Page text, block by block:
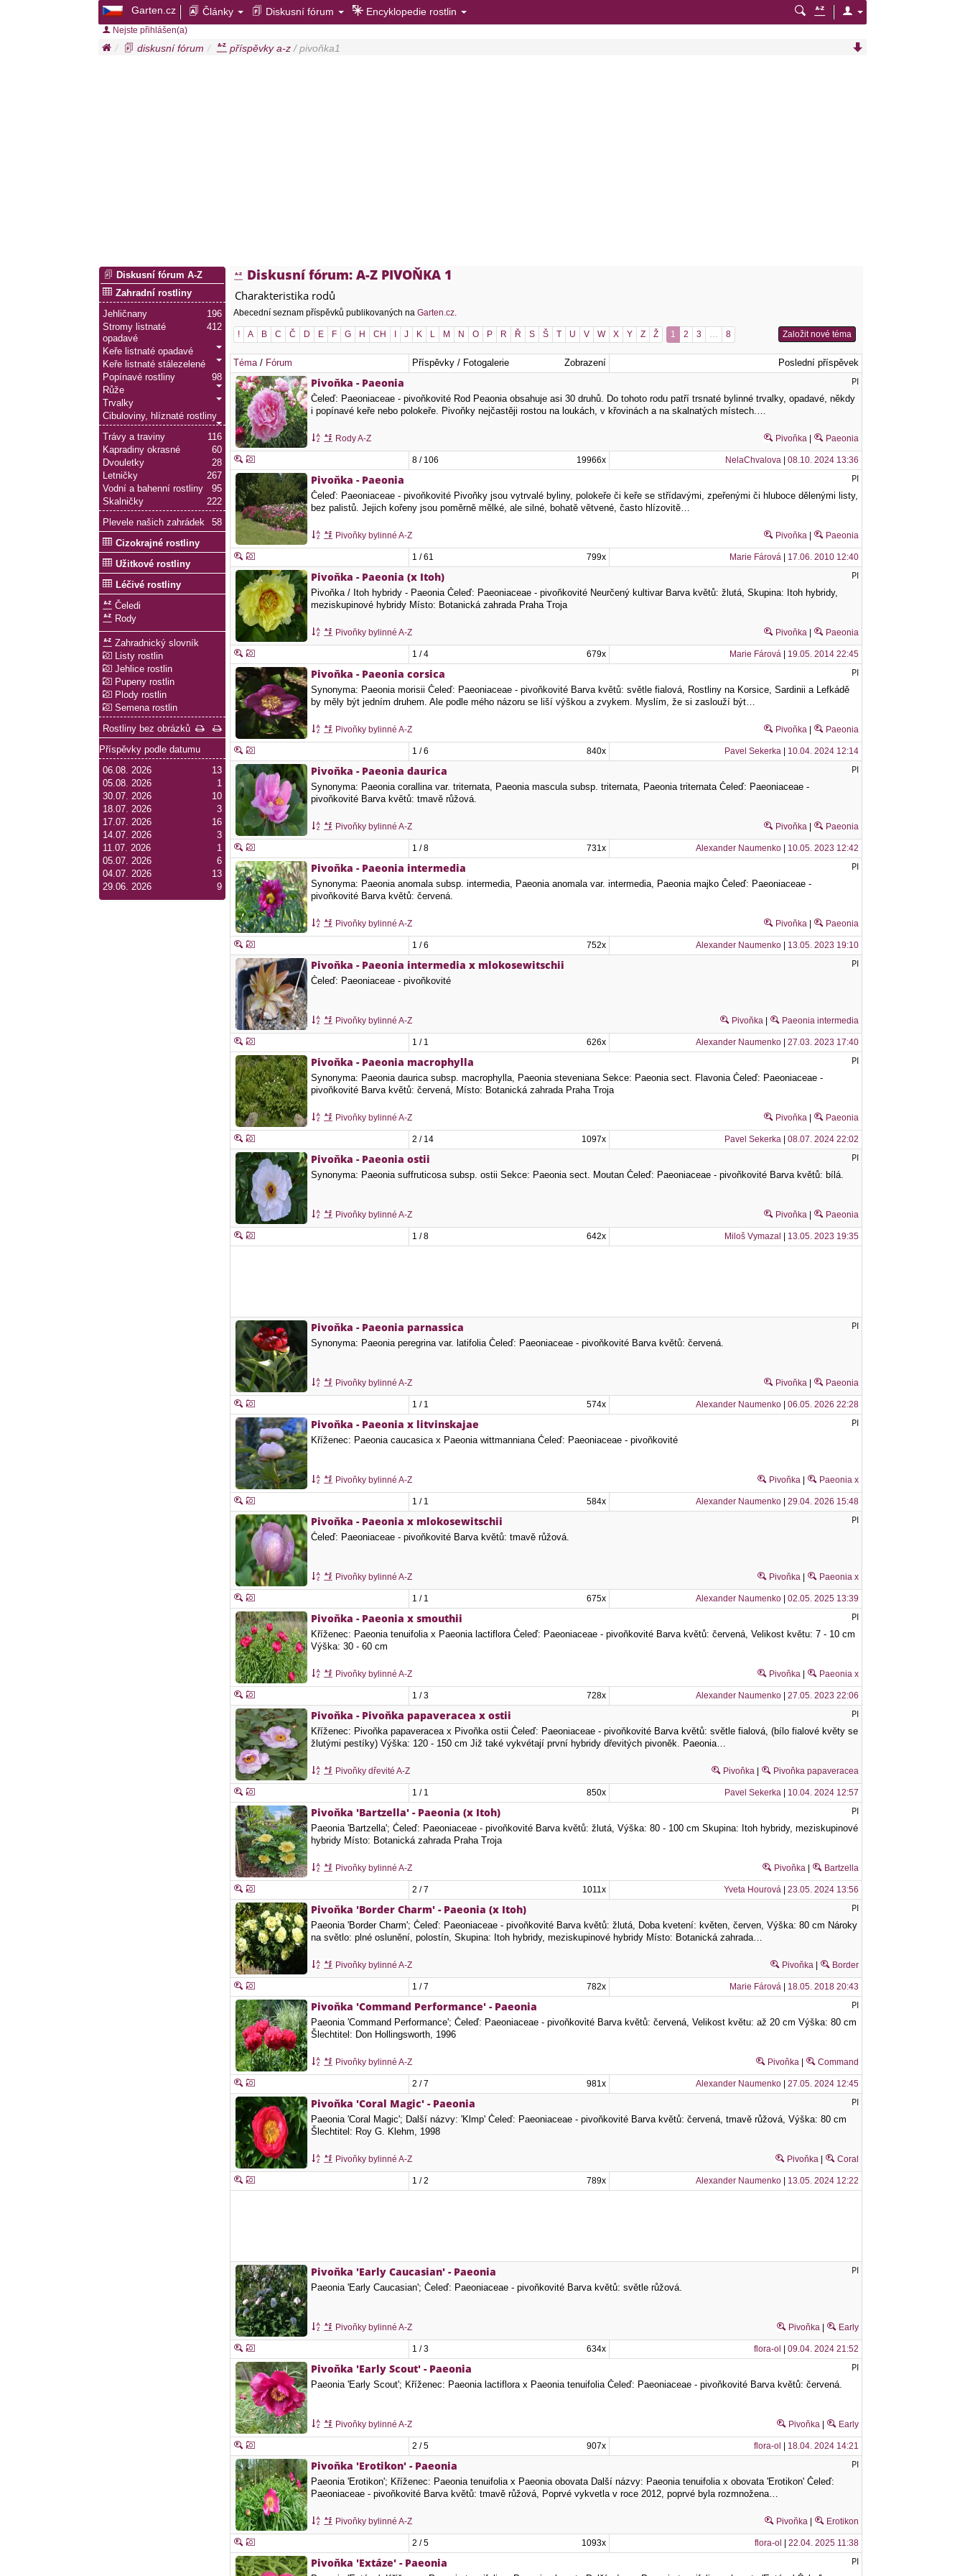
Garten.cz Články Diskusní fórum Encyklopedie rostlin
Nejste přihlášen(a)
diskusní fórum příspěvky a-z / pivoňka1
Diskusní fórum: A-Z PIVOŇKA 1
Charakteristika rodů
Abecední seznam příspěvků publikovaných naGarten.cz.
! A B C Č D E F G H CH J K L M N O P R Ř S Š T U V W X Y Z Ž 1 2 3 … 8 Založit nové téma
Téma/ Fórum Příspěvky / Fotogalerie Zobrazení Poslední příspěvek
PI
Pivoňka - Paeonia
Čeleď: Paeoniaceae - pivoňkovité Rod Peaonia obsahuje asi 30 druhů. Do tohoto rodu patří trsnaté bylinné trvalky, opadavé, někdy
i popínavé keře nebo polokeře. Pivoňky nejčastěji rostou na loukách, v křovinách a na skalnatých místech.…
Pivoňka Paeonia
Rody A-Z
8 / 106 19966x NelaChvalova |08.10. 2024 13:36
PI
Pivoňka - Paeonia
Čeleď: Paeoniaceae - pivoňkovité Pivoňky jsou vytrvalé byliny, polokeře či keře se střídavými, zpeřenými či hluboce dělenými listy,
bez palistů. Jejich kořeny jsou poměrně mělké, ale silné, bohatě větvené, často hlízovitě…
Pivoňka Paeonia
Pivoňky bylinné A-Z
1 / 61 799x Marie Fárová 17.06. 2010 12:40
PI
Pivoňka - Paeonia (x Itoh)
Pivoňka / Itoh hybridy - Paeonia Čeleď: Paeoniaceae - pivoňkovité Neurčený kultivar Barva květů: žlutá, Skupina: Itoh hybridy,
meziskupinové hybridy Místo: Botanická zahrada Praha Troja
Pivoňka Paeonia
Pivoňky bylinné A-Z
1 / 4 679x Marie Fárová 19.05. 2014 22:45
PI
Pivoňka - Paeonia corsica
Synonyma: Paeonia morisii Čeleď: Paeoniaceae - pivoňkovité Barva květů: světle fialová, Rostliny na Korsice, Sardinii a Lefkádě
by měly být jedním druhem. Ale podle mého názoru se liší výškou a zvykem. Myslím, že si zaslouží být…
Pivoňka Paeonia
Pivoňky bylinné A-Z
1 / 6 840x Pavel Sekerka 10.04. 2024 12:14
PI
Pivoňka - Paeonia daurica
Synonyma: Paeonia corallina var. triternata, Paeonia mascula subsp. triternata, Paeonia triternata Čeleď: Paeoniaceae -
pivoňkovité Barva květů: tmavě růžová.
Pivoňka Paeonia
Pivoňky bylinné A-Z
1 / 8 731x Alexander Naumenko 10.05. 2023 12:42
PI
Pivoňka - Paeonia intermedia
Synonyma: Paeonia anomala subsp. intermedia, Paeonia anomala var. intermedia, Paeonia majko Čeleď: Paeoniaceae -
pivoňkovité Barva květů: červená.
Pivoňka Paeonia
Pivoňky bylinné A-Z
1 / 6 752x Alexander Naumenko 13.05. 2023 19:10
PI
Pivoňka - Paeonia intermedia x mlokosewitschii
Čeleď: Paeoniaceae - pivoňkovité
Pivoňka Paeonia intermedia
Pivoňky bylinné A-Z
1 / 1 626x Alexander Naumenko |27.03. 2023 17:40
PI
Pivoňka - Paeonia macrophylla
Synonyma: Paeonia daurica subsp. macrophylla, Paeonia steveniana Sekce: Paeonia sect. Flavonia Čeleď: Paeoniaceae -
pivoňkovité Barva květů: červená, Místo: Botanická zahrada Praha Troja
Pivoňka Paeonia
Pivoňky bylinné A-Z
2 / 14 1097x Pavel Sekerka |08.07. 2024 22:02
PI
Pivoňka - Paeonia ostii
Synonyma: Paeonia suffruticosa subsp. ostii Sekce: Paeonia sect. Moutan Čeleď: Paeoniaceae - pivoňkovité Barva květů: bílá.
Pivoňka Paeonia
Pivoňky bylinné A-Z
1 / 8 642x Miloš Vymazal 13.05. 2023 19:35
PI
Pivoňka - Paeonia parnassica
Synonyma: Paeonia peregrina var. latifolia Čeleď: Paeoniaceae - pivoňkovité Barva květů: červená.
Pivoňka Paeonia
Pivoňky bylinné A-Z
1 / 1 574x Alexander Naumenko |06.05. 2026 22:28
PI
Pivoňka - Paeonia x litvinskajae
Kříženec: Paeonia caucasica x Paeonia wittmanniana Čeleď: Paeoniaceae - pivoňkovité
Pivoňka Paeonia x
Pivoňky bylinné A-Z
1 / 1 584x Alexander Naumenko |29.04. 2026 15:48
PI
Pivoňka - Paeonia x mlokosewitschii
Čeleď: Paeoniaceae - pivoňkovité Barva květů: tmavě růžová.
Pivoňka Paeonia x
Pivoňky bylinné A-Z
1 / 1 675x Alexander Naumenko |02.05. 2025 13:39
PI
Pivoňka - Paeonia x smouthii
Kříženec: Paeonia tenuifolia x Paeonia lactiflora Čeleď: Paeoniaceae - pivoňkovité Barva květů: červená, Velikost květu: 7 - 10 cm
Výška: 30 - 60 cm
Pivoňka Paeonia x
Pivoňky bylinné A-Z
1 / 3 728x Alexander Naumenko |27.05. 2023 22:06
PI
Pivoňka - Pivoňka papaveracea x ostii
Kříženec: Pivoňka papaveracea x Pivoňka ostii Čeleď: Paeoniaceae - pivoňkovité Barva květů: světle fialová, (bílo fialové květy se
žlutými pestíky) Výška: 120 - 150 cm Již také vykvétají první hybridy dřevitých pivoněk. Paeonia…
Pivoňka Pivoňka papaveracea
Pivoňky dřevité A-Z
1 / 1 850x Pavel Sekerka 10.04. 2024 12:57
PI
Pivoňka 'Bartzella' - Paeonia (x Itoh)
Paeonia 'Bartzella'; Čeleď: Paeoniaceae - pivoňkovité Barva květů: žlutá, Výška: 80 - 100 cm Skupina: Itoh hybridy, meziskupinové
hybridy Místo: Botanická zahrada Praha Troja
Pivoňka Bartzella
Pivoňky bylinné A-Z
2 / 7 1011x Yveta Hourová |23.05. 2024 13:56
PI
Pivoňka 'Border Charm' - Paeonia (x Itoh)
Paeonia 'Border Charm'; Čeleď: Paeoniaceae - pivoňkovité Barva květů: žlutá, Doba kvetení: květen, červen, Výška: 80 cm Nároky
na světlo: plné oslunění, polostín, Skupina: Itoh hybridy, meziskupinové hybridy Místo: Botanická zahrada…
Pivoňka Border
Pivoňky bylinné A-Z
1 / 7 782x Marie Fárová 18.05. 2018 20:43
PI
Pivoňka 'Command Performance' - Paeonia
Paeonia 'Command Performance'; Čeleď: Paeoniaceae - pivoňkovité Barva květů: červená, Velikost květu: až 20 cm Výška: 80 cm
Šlechtitel: Don Hollingsworth, 1996
Pivoňka Command
Pivoňky bylinné A-Z
2 / 7 981x Alexander Naumenko |27.05. 2024 12:45
PI
Pivoňka 'Coral Magic' - Paeonia
Paeonia 'Coral Magic'; Další názvy: 'Klmp' Čeleď: Paeoniaceae - pivoňkovité Barva květů: červená, tmavě růžová, Výška: 80 cm
Šlechtitel: Roy G. Klehm, 1998
Pivoňka Coral
Pivoňky bylinné A-Z
1 / 2 789x Alexander Naumenko 13.05. 2024 12:22
PI
Pivoňka 'Early Caucasian' - Paeonia
Paeonia 'Early Caucasian'; Čeleď: Paeoniaceae - pivoňkovité Barva květů: světle růžová.
Pivoňka Early
Pivoňky bylinné A-Z
1 / 3 634x flora-ol |09.04. 2024 21:52
PI
Pivoňka 'Early Scout' - Paeonia
Paeonia 'Early Scout'; Kříženec: Paeonia lactiflora x Paeonia tenuifolia Čeleď: Paeoniaceae - pivoňkovité Barva květů: červená.
Pivoňka Early
Pivoňky bylinné A-Z
2 / 5 907x flora-ol 18.04. 2024 14:21
PI
Pivoňka 'Erotikon' - Paeonia
Paeonia 'Erotikon'; Kříženec: Paeonia tenuifolia x Paeonia obovata Další názvy: Paeonia tenuifolia x obovata 'Erotikon' Čeleď:
Paeoniaceae - pivoňkovité Barva květů: tmavě růžová, Poprvé vykvetla v roce 2012, poprvé byla rozmnožena…
Pivoňka Erotikon
Pivoňky bylinné A-Z
2 / 5 1093x flora-ol |22.04. 2025 11:38
PI
Pivoňka 'Extáze' - Paeonia
Diskusní fórum A-Z
Zahradní rostliny
196
Jehličnany
412
Stromy listnaté
opadavé
Keře listnaté opadavé
Keře listnaté stálezelené
98
Popínavé rostliny
Růže
Trvalky
Cibuloviny, hlíznaté rostliny
116
Trávy a traviny
60
Kapradiny okrasné
28
Dvouletky
267
Letničky
95
Vodní a bahenní rostliny
222
Skalničky
58
Plevele našich zahrádek
Cizokrajné rostliny
Užitkové rostliny
Léčivé rostliny
Čeledi
Rody
Zahradnický slovník
Listy rostlin
Jehlice rostlin
Pupeny rostlin
Plody rostlin
Semena rostlin
Rostliny bez obrázků
Příspěvky podle datumu
13
06.08. 2026
1
05.08. 2026
10
30.07. 2026
3
18.07. 2026
16
17.07. 2026
3
14.07. 2026
1
11.07. 2026
6
05.07. 2026
13
04.07. 2026
9
29.06. 2026